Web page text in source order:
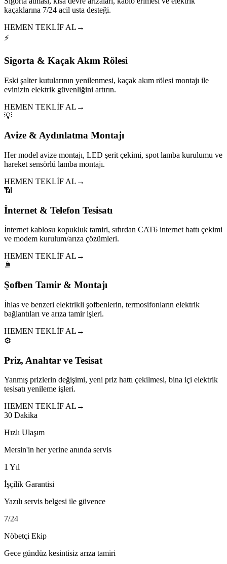
kaçaklarına 7/24 acil usta desteği.
HEMEN TEKLİF AL →
⚡
Sigorta & Kaçak Akım Rölesi
Eski şalter kutularının yenilenmesi, kaçak akım rölesi montajı ile
evinizin elektrik güvenliğini artırın.
HEMEN TEKLİF AL →
💡
Avize & Aydınlatma Montajı
Her model avize montajı, LED şerit çekimi, spot lamba kurulumu ve
hareket sensörlü lamba montajı.
HEMEN TEKLİF AL →
📶
İnternet & Telefon Tesisatı
İnternet kablosu kopukluk tamiri, sıfırdan CAT6 internet hattı çekimi
ve modem kurulum/arıza çözümleri.
HEMEN TEKLİF AL →
🚿
Şofben Tamir & Montajı
İhlas ve benzeri elektrikli şofbenlerin, termosifonların elektrik
bağlantıları ve arıza tamir işleri.
HEMEN TEKLİF AL →
⚙️
Priz, Anahtar ve Tesisat
Yanmış prizlerin değişimi, yeni priz hattı çekilmesi, bina içi elektrik
tesisatı yenileme işleri.
HEMEN TEKLİF AL →
30 Dakika
Hızlı Ulaşım
Mersin'in her yerine anında servis
1 Yıl
İşçilik Garantisi
Yazılı servis belgesi ile güvence
7/24
Nöbetçi Ekip
Gece gündüz kesintisiz arıza tamiri